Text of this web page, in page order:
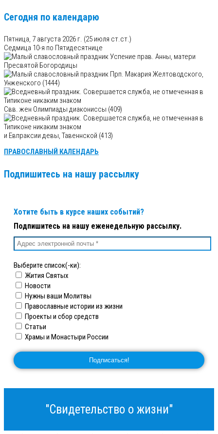
Сегодня по календарю
Пятница, 7 августа 2026 г. (25 июля ст.ст.)
Седмица 10-я по Пятидесятнице
Успение прав. Анны, матери
Пресвятой Богородицы
Прп. Макария Желтоводского,
Унженского (1444)
Свв. жен Олимпиады диакониссы (409)
и Евпраксии девы, Тавеннской (413)
ПРАВОСЛАВНЫЙ КАЛЕНДАРЬ
Подпишитесь на нашу рассылку
Хотите быть в курсе наших событий?
Подпишитесь на нашу еженедельную рассылку.
Выберите список(-ки):
Жития Святых
Новости
Нужны ваши Молитвы
Православные истории из жизни
Проекты и сбор средств
Статьи
Храмы и Монастыри России
"Свидетельство о жизни"